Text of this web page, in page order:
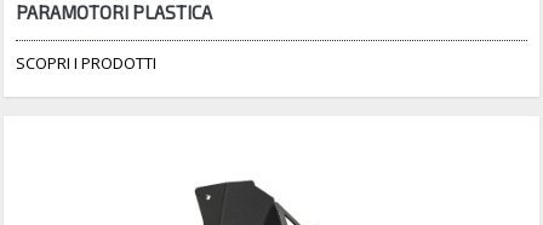
PARAMOTORI PLASTICA
SCOPRI I PRODOTTI